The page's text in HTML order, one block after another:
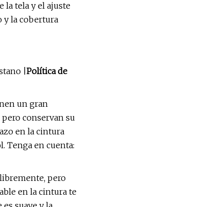
la tela y el ajuste
y la cobertura
| Política de
un gran
conservan su
en la cintura
Tenga en cuenta:
pero
en la cintura te